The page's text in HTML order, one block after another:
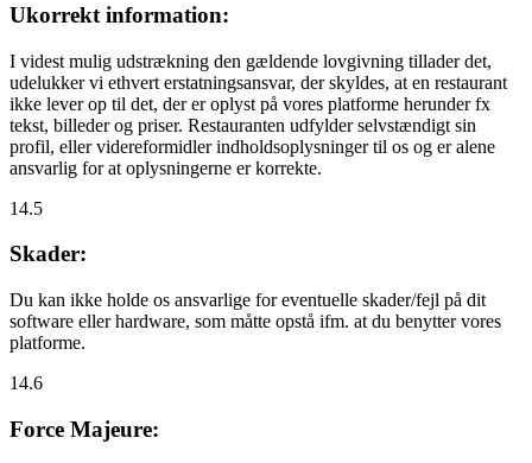
Ukorrekt information:
I videst mulig udstrækning den gældende lovgivning tillader det,
udelukker vi ethvert erstatningsansvar, der skyldes, at en restaurant
ikke lever op til det, der er oplyst på vores platforme herunder fx
tekst, billeder og priser. Restauranten udfylder selvstændigt sin
profil, eller videreformidler indholdsoplysninger til os og er alene
ansvarlig for at oplysningerne er korrekte.
14.5
Skader:
Du kan ikke holde os ansvarlige for eventuelle skader/fejl på dit
software eller hardware, som måtte opstå ifm. at du benytter vores
platforme.
14.6
Force Majeure: